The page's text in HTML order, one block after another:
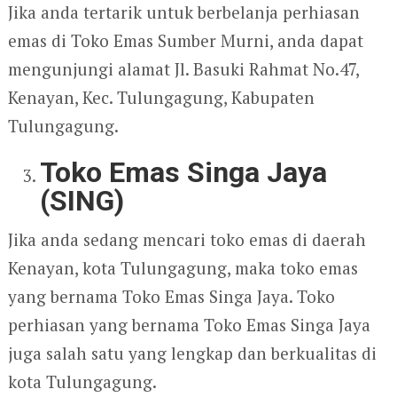
Jika anda tertarik untuk berbelanja perhiasan
emas di Toko Emas Sumber Murni, anda dapat
mengunjungi alamat Jl. Basuki Rahmat No.47,
Kenayan, Kec. Tulungagung, Kabupaten
Tulungagung.
Toko Emas Singa Jaya
(SING)
Jika anda sedang mencari toko emas di daerah
Kenayan, kota Tulungagung, maka toko emas
yang bernama Toko Emas Singa Jaya. Toko
perhiasan yang bernama Toko Emas Singa Jaya
juga salah satu yang lengkap dan berkualitas di
kota Tulungagung.